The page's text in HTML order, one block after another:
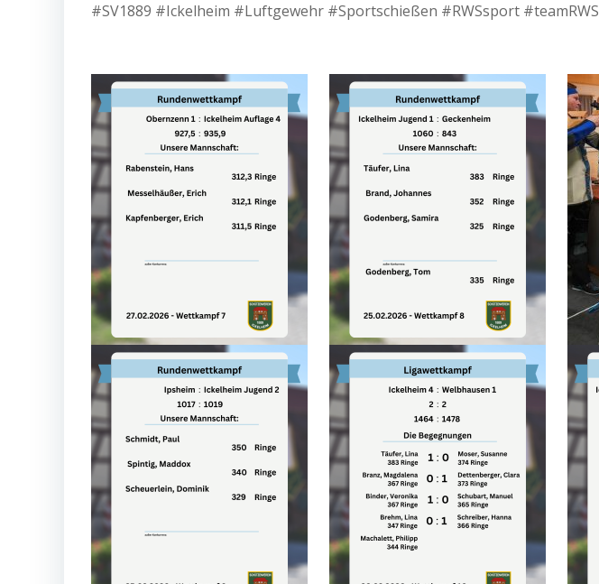
#SV1889 #Ickelheim #Luftgewehr #Sportschießen #RWSsport #teamRWS